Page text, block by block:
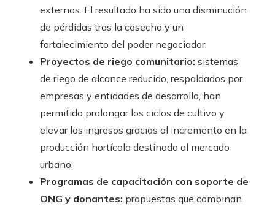
externos. El resultado ha sido una disminución
de pérdidas tras la cosecha y un
fortalecimiento del poder negociador.
Proyectos de riego comunitario: sistemas
de riego de alcance reducido, respaldados por
empresas y entidades de desarrollo, han
permitido prolongar los ciclos de cultivo y
elevar los ingresos gracias al incremento en la
producción hortícola destinada al mercado
urbano.
Programas de capacitación con soporte de
ONG y donantes: propuestas que combinan